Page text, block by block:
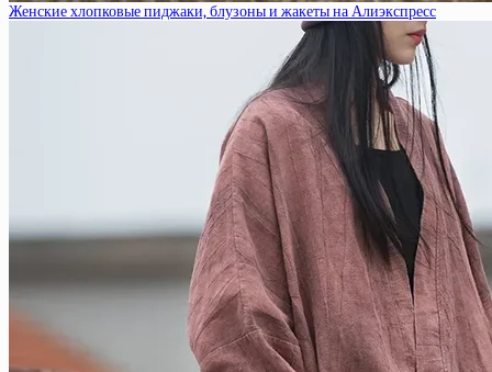
Женские хлопковые пиджаки, блузоны и жакеты на Алиэкспресс